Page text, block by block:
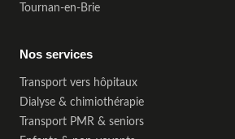
Tournan-en-Brie
Nos services
Transport vers hôpitaux
Dialyse & chimiothérapie
Transport PMR & seniors